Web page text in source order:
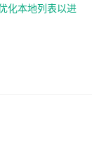
化本地列表以进